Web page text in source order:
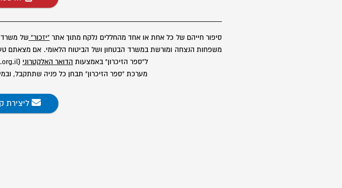
סיפור חייהם של כל אחת או אחד מהחללים נלקח מתוך אתר"יזכור" של משרד
משפחות הנצחה ומורשת במשרד הבטחון ושל הביטוח הלאומי. אם מצאתם
ל"ספר הזיכרון" באמצעות הדואר האלקטרוני (zikaron@noal.org.il) בצירוף פרטיכם המלאים.
מערכת "ספר הזיכרון" תבחן כל פניה שתתקבל,
ליצירת